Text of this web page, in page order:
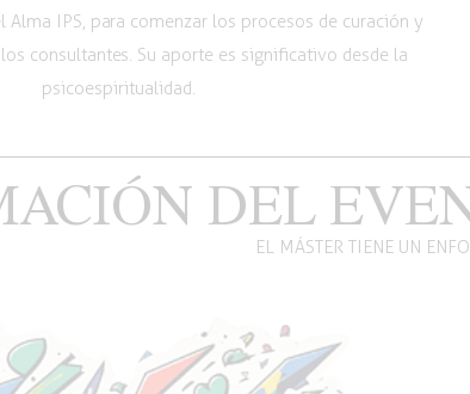
Alma IPS, para comenzar los procesos de curación y
consultantes. Su aporte es significativo desde la
psicoespiritualidad.
DEL
EL MÁSTER TIENE UN